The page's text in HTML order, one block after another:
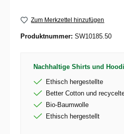
Zum Merkzettel hinzufügen
Produktnummer: SW10185.50
Nachhaltige Shirts und
Ethisch hergestellte
Better Cotton und
Bio-Baumwolle
Ethisch hergestellt